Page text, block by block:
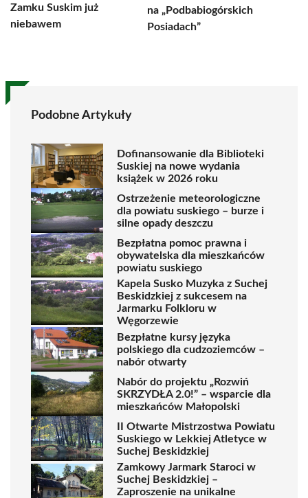
Zamku Suskim już
niebawem
na „Podbabiogórskich
Posiadach”
Podobne Artykuły
Dofinansowanie dla Biblioteki
Suskiej na nowe wydania
książek w 2026 roku
Ostrzeżenie meteorologiczne
dla powiatu suskiego – burze i
silne opady deszczu
Bezpłatna pomoc prawna i
obywatelska dla mieszkańców
powiatu suskiego
Kapela Susko Muzyka z Suchej
Beskidzkiej z sukcesem na
Jarmarku Folkloru w
Węgorzewie
Bezpłatne kursy języka
polskiego dla cudzoziemców –
nabór otwarty
Nabór do projektu „Rozwiń
SKRZYDŁA 2.0!” – wsparcie dla
mieszkańców Małopolski
II Otwarte Mistrzostwa Powiatu
Suskiego w Lekkiej Atletyce w
Suchej Beskidzkiej
Zamkowy Jarmark Staroci w
Suchej Beskidzkiej –
Zaproszenie na unikalne